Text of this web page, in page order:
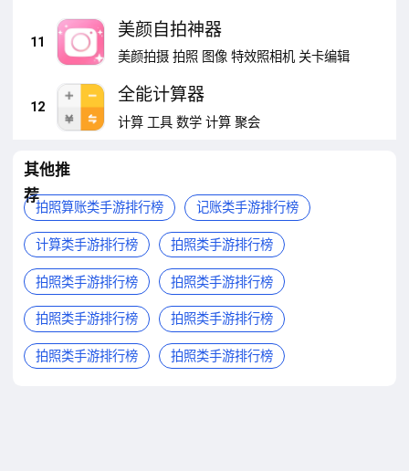
11
美颜自拍神器
美颜拍摄 拍照 图像 特效照相机 关卡编辑
12
全能计算器
计算 工具 数学 计算 聚会
其他推
荐
拍照算账类手游排行榜 记账类手游排行榜
计算类手游排行榜 拍照类手游排行榜
拍照类手游排行榜 拍照类手游排行榜
拍照类手游排行榜 拍照类手游排行榜
拍照类手游排行榜 拍照类手游排行榜